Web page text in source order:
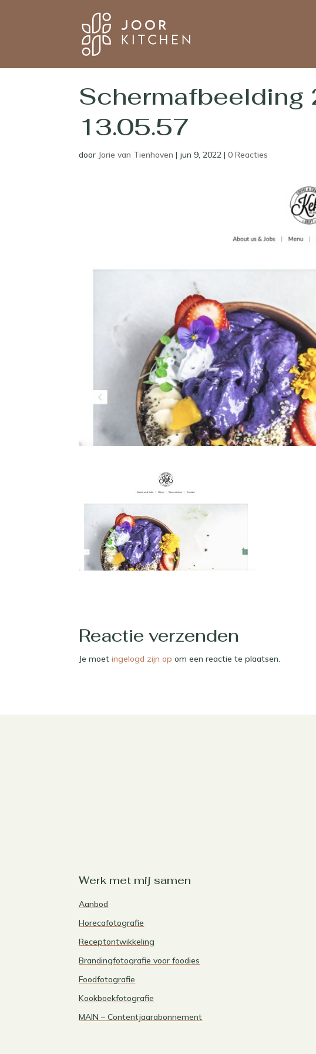
13.05.57
door Jorie van Tienhoven | jun 9, 2022 |0 Reacties
Reactie verzenden
Je moetingelogd zijn op om een reactie te plaatsen.
Werk met mij samen
Aanbod
Horecafotografie
Receptontwikkeling
Brandingfotografie voor foodies
Foodfotografie
Kookboekfotografie
MAIN – Contentjaarabonnement